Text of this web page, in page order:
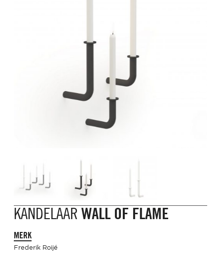
KANDELAARWALL OF FLAME
MERK
Frederik Roijé